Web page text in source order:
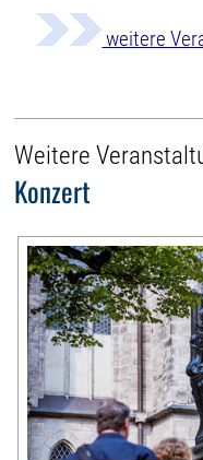
weitere
Weitere
Konzert